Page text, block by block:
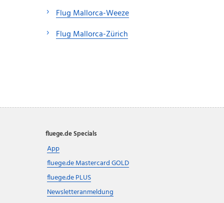
Flug Mallorca-Weeze
Flug Mallorca-Zürich